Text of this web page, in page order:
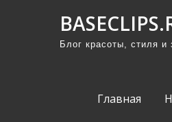
Блог красоты, стиля и
Главная